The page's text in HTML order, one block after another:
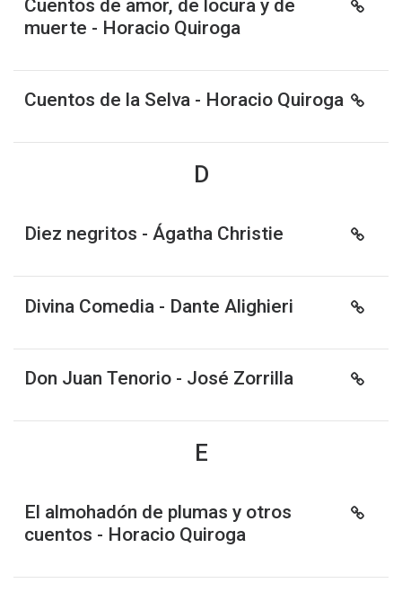
Cuentos de amor, de locura y de
muerte - Horacio Quiroga
Cuentos de la Selva - Horacio Quiroga
D
Diez negritos - Ágatha Christie
Divina Comedia - Dante Alighieri
Don Juan Tenorio - José Zorrilla
E
El almohadón de plumas y otros
cuentos - Horacio Quiroga